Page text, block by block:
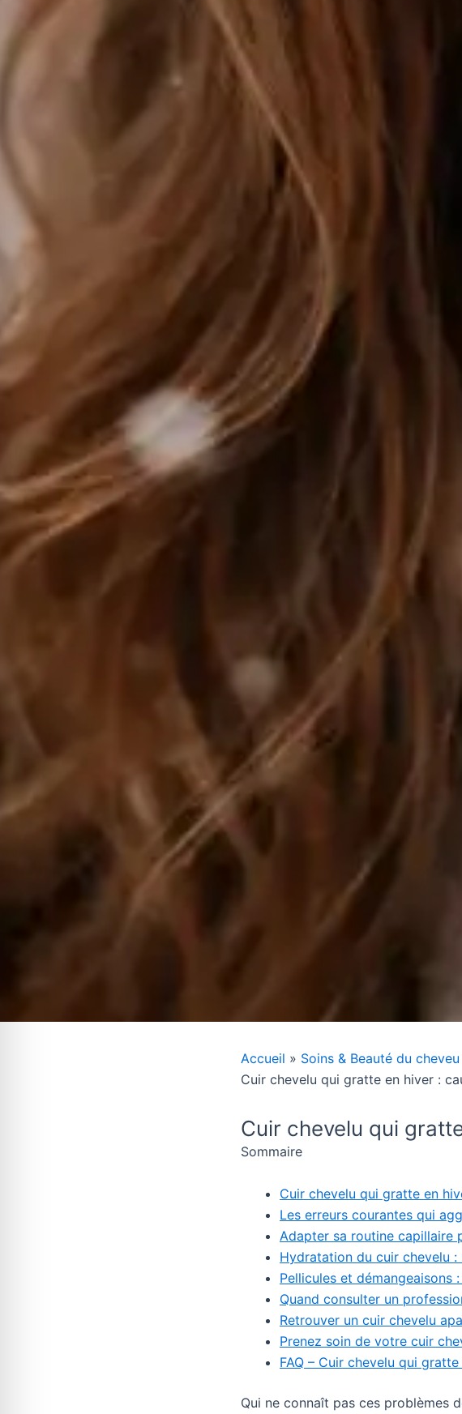
Accueil
Soins & Beauté du cheveu
Cuir chevelu qui gratte en hiver :
Cuir chevelu qui
Sommaire
Cuir chevelu qui gratte en
Les erreurs courantes qui
Adapter sa routine capillaire
Hydratation du cuir chevelu
Pellicules et démangeaisons
Quand consulter un
Retrouver un cuir chevelu
Prenez soin de votre cuir
FAQ – Cuir chevelu qui
Qui ne connaît pas ces problèmes